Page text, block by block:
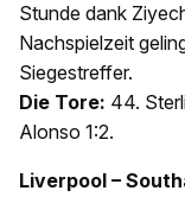
Stunde dank
Nachspielzeit
Siegestreffer.
Die Tore: 44.
Alonso 1:2.
Liverpool –